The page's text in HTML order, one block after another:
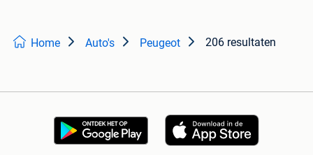
Home Auto's Peugeot 206 resultaten